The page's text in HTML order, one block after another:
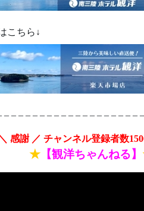
こちら↓
– – – – – – – – – – – – – – – – – – –
＼ 感謝 ／ チャンネル登録者数
★ 【観洋ちゃんねる】